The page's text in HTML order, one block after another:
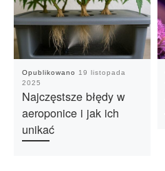
Opublikowano
19 listopada
2025
Najczęstsze błędy w
aeroponice i jak ich
unikać